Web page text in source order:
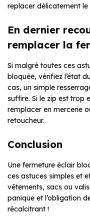
replacer délicatement le
En dernier
remplacer la
Si malgré toutes ces
bloquée, vérifiez l’état
cas, un simple
suffire. Si le zip est trop
remplacer en mercerie
retoucheur.
Conclusion
Une fermeture éclair
ces astuces simples et
vêtements, sacs ou
panique et l’obligation
récalcitrant !